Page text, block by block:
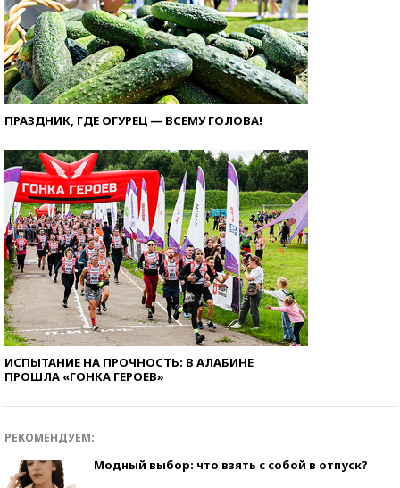
ПРАЗДНИК, ГДЕ ОГУРЕЦ — ВСЕМУ ГОЛОВА!
ИСПЫТАНИЕ НА ПРОЧНОСТЬ: В АЛАБИНЕ
ПРОШЛА «ГОНКА ГЕРОЕВ»
РЕКОМЕНДУЕМ:
Модный выбор: что взять с собой в отпуск?